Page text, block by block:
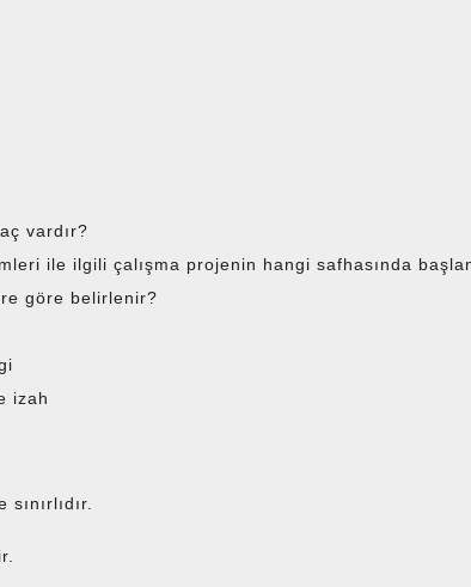
vardır?
ile ilgili çalışma projenin hangi safhasında
göre belirlenir?
izah